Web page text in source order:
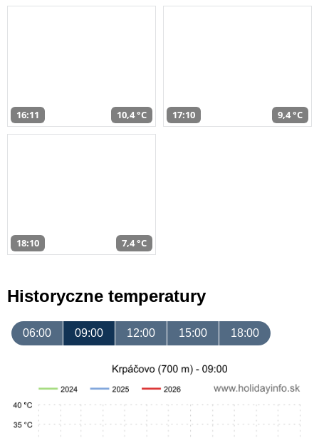
16:11 10,4 °C 17:10 9,4 °C
18:10 7,4 °C
Historyczne temperatury
06:00 09:00 12:00 15:00 18:00